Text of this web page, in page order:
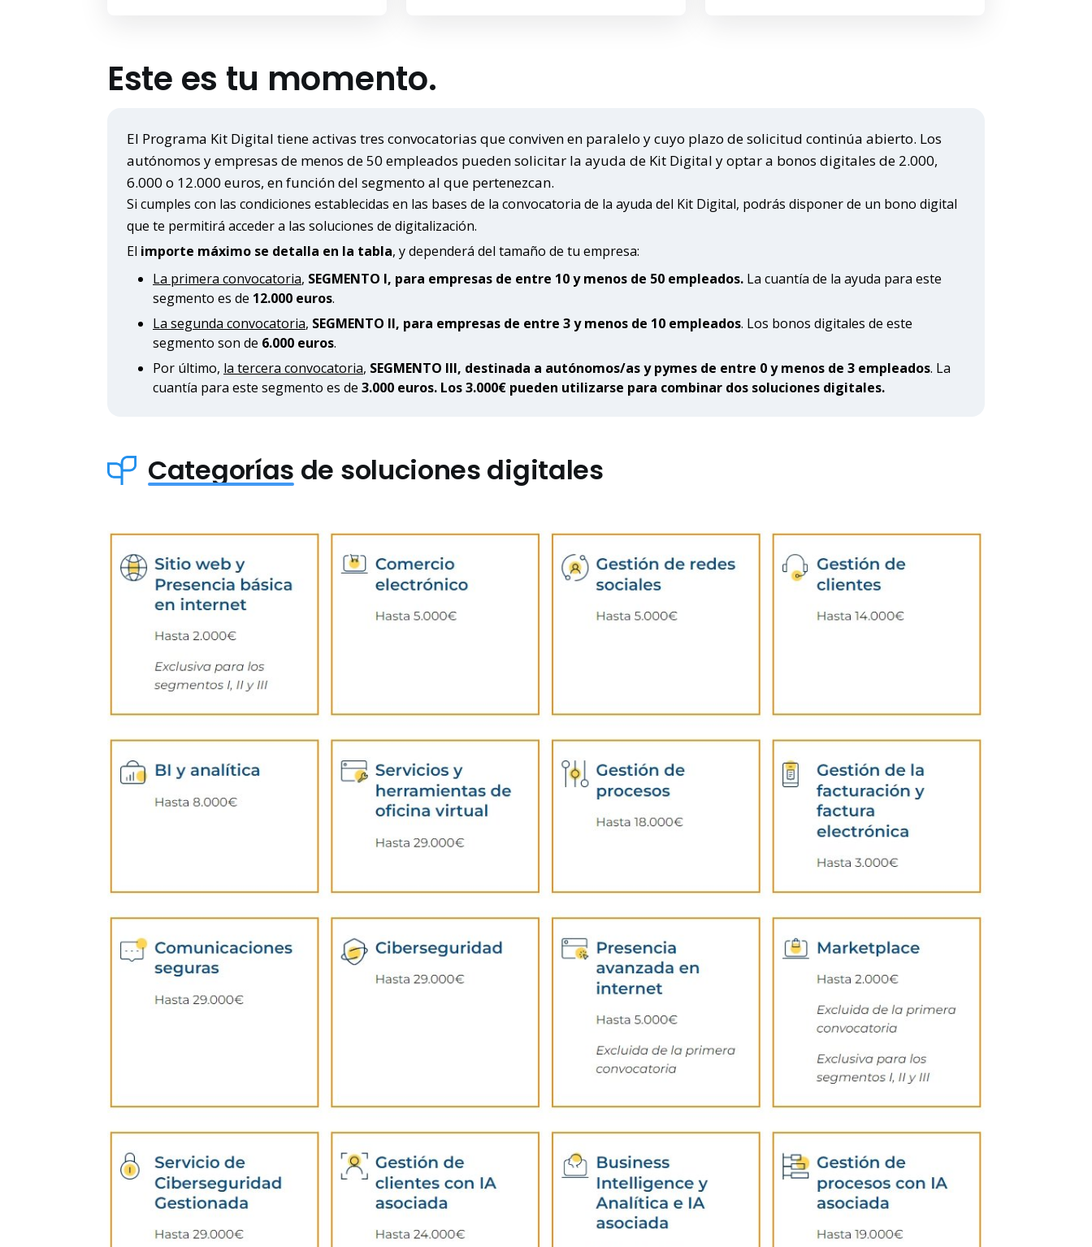
Este es tu momento.
El Programa Kit Digital tiene activas tres convocatorias que conviven en paralelo y cuyo plazo de solicitud continúa abierto. Los
autónomos y empresas de menos de 50 empleados pueden solicitar la ayuda de Kit Digital y optar a bonos digitales de 2.000,
6.000 o 12.000 euros, en función del segmento al que pertenezcan.
Si cumples con las condiciones establecidas en las bases de la convocatoria de la ayuda del Kit Digital, podrás disponer de un bono digital
que te permitirá acceder a las soluciones de digitalización.
El importe máximo se detalla en la tabla, y dependerá del tamaño de tu empresa:
La primera convocatoria, SEGMENTO I, para empresas de entre 10 y menos de 50 empleados. La cuantía de la ayuda para este
segmento es de 12.000 euros.
La segunda convocatoria, SEGMENTO II, para empresas de entre 3 y menos de 10 empleados. Los bonos digitales de este
segmento son de 6.000 euros.
Por último, la tercera convocatoria, SEGMENTO III, destinada a autónomos/as y pymes de entre 0 y menos de 3 empleados. La
cuantía para este segmento es de 3.000 euros. Los 3.000€ pueden utilizarse para combinar dos soluciones digitales.
Categorías de soluciones digitales